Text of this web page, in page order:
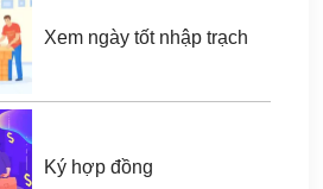
Xem ngày tốt nhập trạch
Ký hợp đồng